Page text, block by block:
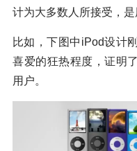
计为大多数人所接受，是
比如，下图中iPod设计
喜爱的狂热程度，证明
用户。